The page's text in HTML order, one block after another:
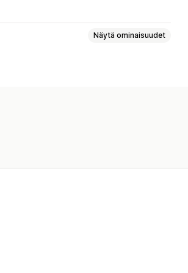
Näytä ominaisuudet